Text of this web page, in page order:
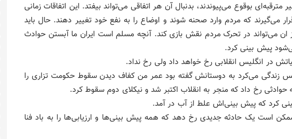
مترقبه‌ای بوقوع می‌پیوندند، بدنبال آن‌ هر اتفاقی می‌تواند بیفتد. این اتفاقات زمانی
می‌گیرند که مردم وارد صحنه شوند و اوضاع را به نفع خود تغییر دهند. حال باید
ان می‌تواند در تحرک مردم نقش بازی کند. آنچه مسلم است ایران ما آبستن حوادث
پیش‌ بینی کرد.
در انگلیس انقلابی رخ خواهد داد ولی رخ نداد.
در سوئیس زندگی می‌کرد به دوستانش گفته بود عمر من کفاف دیدن سقوط حکومت تزاری را
رخ داد که منجر به انقلاب اکتبر شد و نیکلای دوم سقوط کرد.
کرد که پیش بینی‌اش علط از آب در آمد.
است یک حادثه جدیدی رخ دهد که همه پیش بینی‌ها و ارزیابی‌ها را به باد فنا